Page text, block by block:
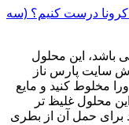
باشد، این محلول
سایت پارس ناز
ژل آلوئه ورا مخلوط کنید و مایع
محلول غلیظ تر
حمل آن از بطری